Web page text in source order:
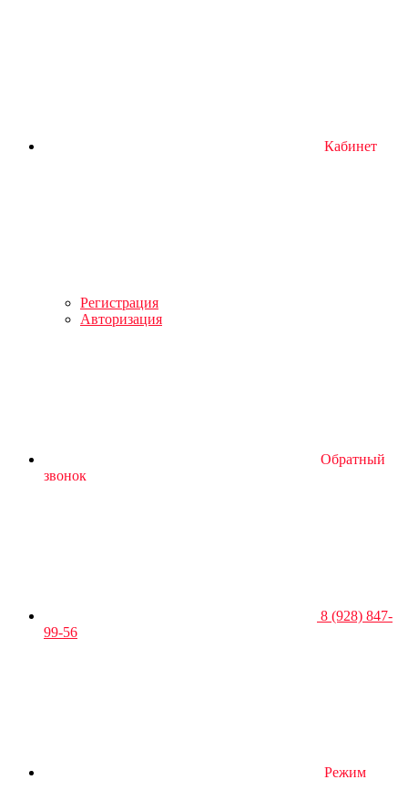
Кабинет
Регистрация
Авторизация
Обратный
звонок
8 (928) 847-
99-56
Режим